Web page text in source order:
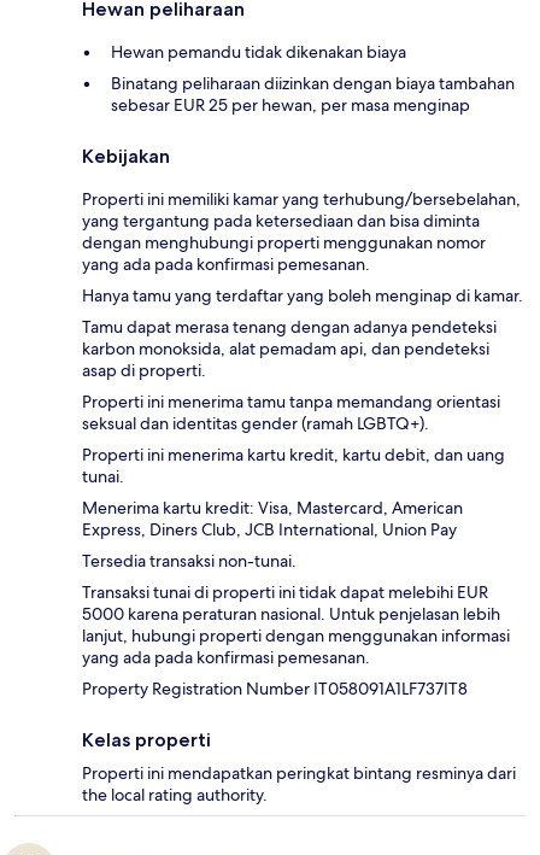
Hewan peliharaan
Hewan pemandu tidak dikenakan biaya
Binatang peliharaan diizinkan dengan biaya tambahan
sebesar EUR 25 per hewan, per masa menginap
Kebijakan
Properti ini memiliki kamar yang terhubung/bersebelahan,
yang tergantung pada ketersediaan dan bisa diminta
dengan menghubungi properti menggunakan nomor
yang ada pada konfirmasi pemesanan.
Hanya tamu yang terdaftar yang boleh menginap di kamar.
Tamu dapat merasa tenang dengan adanya pendeteksi
karbon monoksida, alat pemadam api, dan pendeteksi
asap di properti.
Properti ini menerima tamu tanpa memandang orientasi
seksual dan identitas gender (ramah LGBTQ+).
Properti ini menerima kartu kredit, kartu debit, dan uang
tunai.
Menerima kartu kredit: Visa, Mastercard, American
Express, Diners Club, JCB International, Union Pay
Tersedia transaksi non-tunai.
Transaksi tunai di properti ini tidak dapat melebihi EUR
5000 karena peraturan nasional. Untuk penjelasan lebih
lanjut, hubungi properti dengan menggunakan informasi
yang ada pada konfirmasi pemesanan.
Property Registration Number IT058091A1LF737IT8
Kelas properti
Properti ini mendapatkan peringkat bintang resminya dari
the local rating authority.